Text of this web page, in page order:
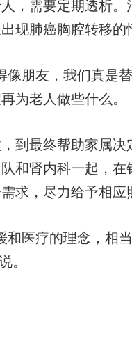
需要定期透析。
现肺癌胸腔转移
朋友，我们真是
为老人做些什么。
最终帮助家属决
和肾内科一起，
求，尽力给予相
医疗的理念，相当
。